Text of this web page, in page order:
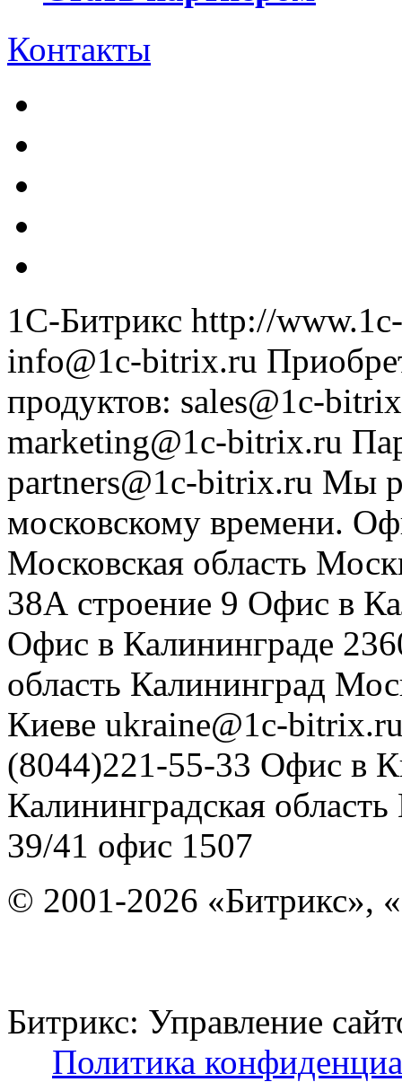
Контакты
1С-Битрикс http://
info@1c-bitrix.ru
продуктов: sales@1c-
marketing@1c-bitrix.ru
partners@1c-bitrix.ru Мы
московскому времени.
Московская область
38А строение 9 Офис в
Офис в Калининграде
область Калининград
Киеве ukraine@1c-
(8044)221-55-33 Офис в
Калининградская область
39/41 офис 1507
© 2001-2026 «Битрикс»,
Битрикс: Управление
Политика